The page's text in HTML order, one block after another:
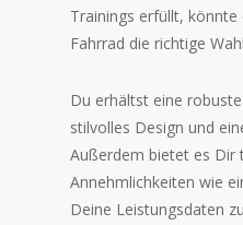
Trainings erfüllt,
Fahrrad die richtige
Du erhältst eine
stilvolles Design und
Außerdem bietet es Dir
Annehmlichkeiten wie
Deine Leistungsdaten